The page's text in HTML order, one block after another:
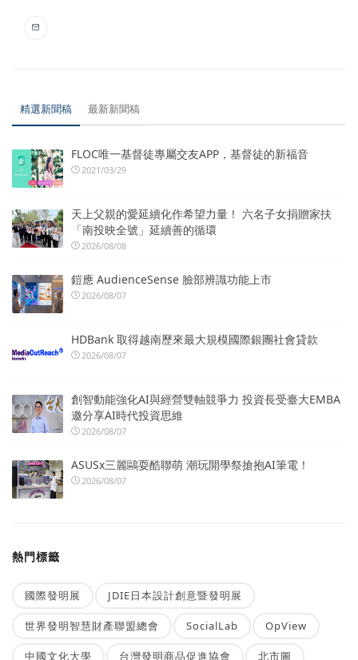
精選新聞稿 最新新聞稿
FLOC唯一基督徒專屬交友APP，基督徒的新福音
2021/03/29
天上父親的愛延續化作希望力量！ 六名子女捐贈家扶
「南投映全號」延續善的循環
2026/08/08
鎧應 AudienceSense 臉部辨識功能上市
2026/08/07
HDBank 取得越南歷來最大規模國際銀團社會貸款
2026/08/07
創智動能強化AI與經營雙軸競爭力 投資長受臺大EMBA
邀分享AI時代投資思維
2026/08/07
ASUSx三麗鷗耍酷聯萌 潮玩開學祭搶抱AI筆電！
2026/08/07
熱門標籤
國際發明展 JDIE日本設計創意暨發明展
世界發明智慧財產聯盟總會 SocialLab OpView
中國文化大學 台灣發明商品促進協會 北市圖